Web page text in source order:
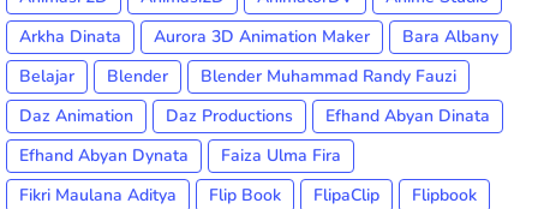
Arkha Dinata
Aurora 3D Animation Maker
Bara Albany
Belajar
Blender
Blender Muhammad Randy Fauzi
Daz Animation
Daz Productions
Efhand Abyan Dinata
Efhand Abyan Dynata
Faiza Ulma Fira
Fikri Maulana Aditya
Flip Book FlipaClip
Flipbook